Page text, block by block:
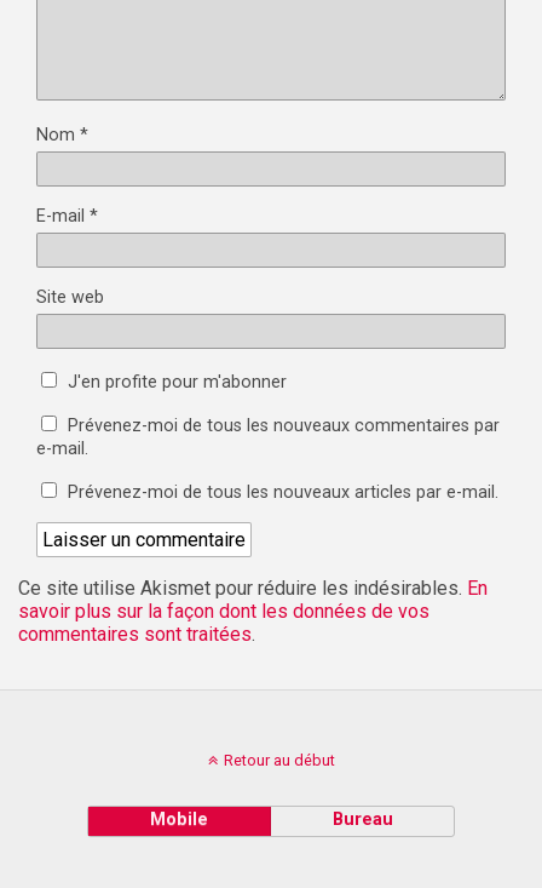
Nom *
E-mail *
Site web
J'en profite pour m'abonner
Prévenez-moi de tous les nouveaux commentaires par
e-mail.
Prévenez-moi de tous les nouveaux articles par e-mail.
Ce site utilise Akismet pour réduire les indésirables. En
savoir plus sur la façon dont les données de vos
commentaires sont traitées.
Retour au début
Mobile Bureau